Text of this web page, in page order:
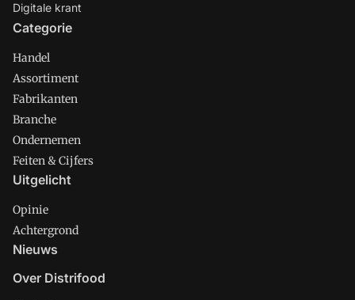
Digitale krant
Categorie
Handel
Assortiment
Fabrikanten
Branche
Ondernemen
Feiten & Cijfers
Uitgelicht
Opinie
Achtergrond
Nieuws
Over Distrifood